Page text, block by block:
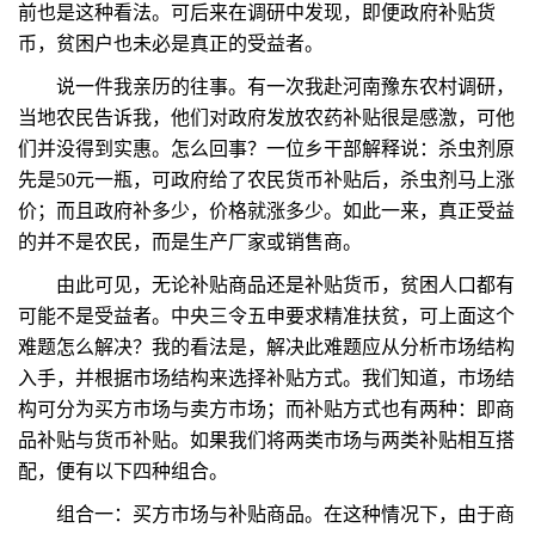
前也是这种看法。可后来在调研中发现，即便政府补贴货
币，贫困户也未必是真正的受益者。
说一件我亲历的往事。有一次我赴河南豫东农村调研，
当地农民告诉我，他们对政府发放农药补贴很是感激，可他
们并没得到实惠。怎么回事？一位乡干部解释说：杀虫剂原
先是50元一瓶，可政府给了农民货币补贴后，杀虫剂马上涨
价；而且政府补多少，价格就涨多少。如此一来，真正受益
的并不是农民，而是生产厂家或销售商。
由此可见，无论补贴商品还是补贴货币，贫困人口都有
可能不是受益者。中央三令五申要求精准扶贫，可上面这个
难题怎么解决？我的看法是，解决此难题应从分析市场结构
入手，并根据市场结构来选择补贴方式。我们知道，市场结
构可分为买方市场与卖方市场；而补贴方式也有两种：即商
品补贴与货币补贴。如果我们将两类市场与两类补贴相互搭
配，便有以下四种组合。
组合一：买方市场与补贴商品。在这种情况下，由于商